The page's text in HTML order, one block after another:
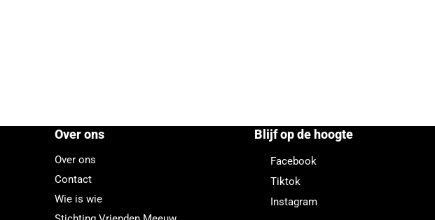
Over ons
Over ons
Contact
Wie is wie
Blijf op de hoogte
Facebook
Tiktok
Instagram